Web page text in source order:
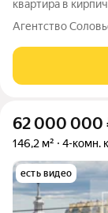
квартира в кирпичном доме отличная
место для жизни:
пройдет быстро и
Агентство
62 000 000
146,2 м² 4-комн.
есть видео